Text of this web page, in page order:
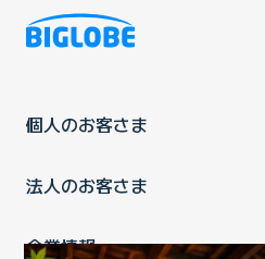
個人のお客さま
法人のお客さま
企業情報